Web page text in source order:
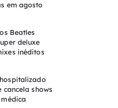
em agosto
Beatles
deluxe
inéditos
cancela shows